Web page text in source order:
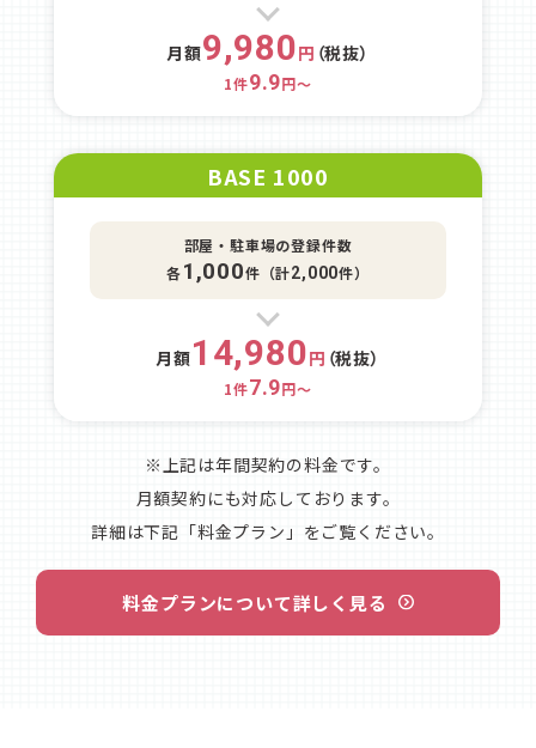
月額9,980円 （税抜）
1件9.9円～
BASE 1000
部屋・駐車場の登録件数
各1,000件（計2,000件）
月額14,980円 （税抜）
1件7.9円～
※上記は年間契約の料金です。
月額契約にも対応しております。
詳細は下記「料金プラン」をご覧ください。
料金プランについて詳しく見る